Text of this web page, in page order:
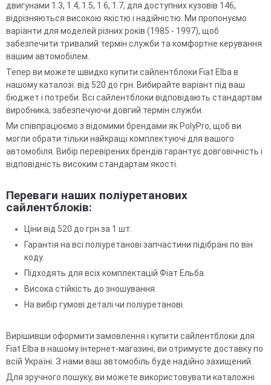
двигунами 1.3, 1.4, 1.5, 1.6, 1.7, для доступних кузовів 146,
відрізняються високою якістю і надійністю. Ми пропонуємо
варіанти для моделей різних років (1985 - 1997), щоб
забезпечити тривалий термін служби та комфортне керування
вашим автомобілем.
Тепер ви можете швидко купити сайлентблоки Fiat Elba в
нашому каталозі: від 520 до грн. Вибирайте варіант під ваш
бюджет і потреби. Всі сайлентблоки відповідають стандартам
виробника, забезпечуючи довгий термін служби.
Ми співпрацюємо з відомими брендами як PolyPro, щоб ви
могли обрати тільки найкращі комплектуючі для вашого
автомобіля. Вибір перевірених брендів гарантує довговічність і
відповідність високим стандартам якості.
Переваги наших поліуретанових
сайлентблоків:
Ціни від 520 до грн за 1 шт.
Гарантія на всі поліуретанові запчастини підібрані по він
коду.
Підходять для всіх комплектацій Фіат Ельба.
Висока стійкість до зношування.
На вибір гумові деталі чи поліуретанові.
Вирішивши оформити замовлення і купити сайлентблоки для
Fiat Elba в нашому інтернет-магазині, ви отримуєте доставку по
всій Україні. З нами ваш автомобіль буде надійно захищений.
Для зручного пошуку, ви можете використовувати каталожні